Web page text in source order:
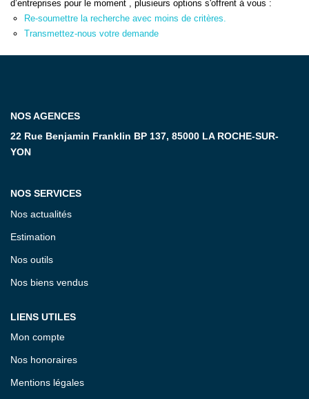
Nos Actualités
CONTACT
d’entreprises pour le moment , plusieurs options s'offrent à vous :
Re-soumettre la recherche avec moins de critères.
Transmettez-nous votre demande
NOS AGENCES
22 Rue Benjamin Franklin BP 137, 85000 LA ROCHE-SUR-
YON
NOS SERVICES
Nos actualités
Estimation
Nos outils
Nos biens vendus
LIENS UTILES
Mon compte
Nos honoraires
Mentions légales